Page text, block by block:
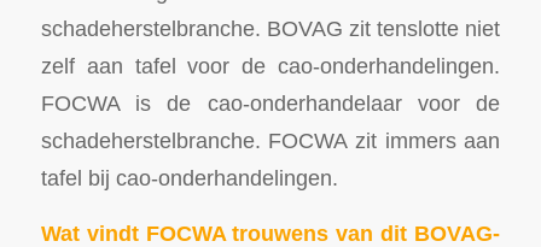
schadeherstelbranche. BOVAG zit tenslotte niet
zelf aan tafel voor de cao-onderhandelingen.
FOCWA is de cao-onderhandelaar voor de
schadeherstelbranche. FOCWA zit immers aan
tafel bij cao-onderhandelingen.
Wat vindt FOCWA trouwens van dit BOVAG-